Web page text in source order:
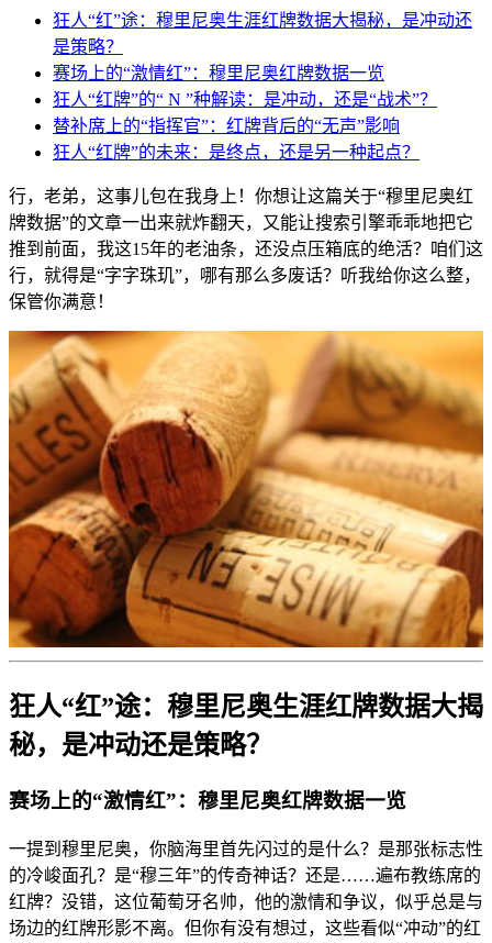
狂人“红”途：穆里尼奥生涯红牌数据大揭秘，是冲动还
是策略？
赛场上的“激情红”：穆里尼奥红牌数据一览
狂人“红牌”的“ N ”种解读：是冲动，还是“战术”？
替补席上的“指挥官”：红牌背后的“无声”影响
狂人“红牌”的未来：是终点，还是另一种起点？
行，老弟，这事儿包在我身上！你想让这篇关于“穆里尼奥红
牌数据”的文章一出来就炸翻天，又能让搜索引擎乖乖地把它
推到前面，我这15年的老油条，还没点压箱底的绝活？咱们这
行，就得是“字字珠玑”，哪有那么多废话？听我给你这么整，
保管你满意！
狂人“红”途：穆里尼奥生涯红牌数据大揭
秘，是冲动还是策略？
赛场上的“激情红”：穆里尼奥红牌数据一览
一提到穆里尼奥，你脑海里首先闪过的是什么？是那张标志性
的冷峻面孔？是“穆三年”的传奇神话？还是……遍布教练席的
红牌？没错，这位葡萄牙名帅，他的激情和争议，似乎总是与
场边的红牌形影不离。但你有没有想过，这些看似“冲动”的红